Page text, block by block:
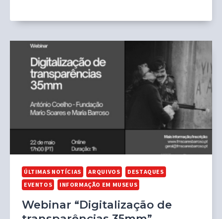
ÚLTIMAS NOTÍCIAS ARQUIVOS
DESTAQUES
EVENTOS
INFORMAÇÃO EM MUSEUS
Webinar “Digitalização de